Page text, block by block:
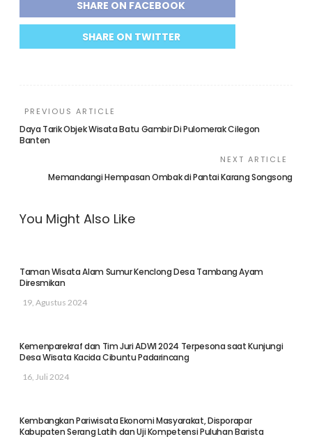
SHARE ON FACEBOOK
SHARE ON TWITTER
PREVIOUS ARTICLE
Daya Tarik Objek Wisata Batu Gambir Di Pulomerak Cilegon
Banten
NEXT ARTICLE
Memandangi Hempasan Ombak di Pantai Karang Songsong
You Might Also Like
Taman Wisata Alam Sumur Kenclong Desa Tambang Ayam
Diresmikan
19, Agustus 2024
Kemenparekraf dan Tim Juri ADWI 2024 Terpesona saat Kunjungi
Desa Wisata Kacida Cibuntu Padarincang
16, Juli 2024
Kembangkan Pariwisata Ekonomi Masyarakat, Disporapar
Kabupaten Serang Latih dan Uji Kompetensi Puluhan Barista